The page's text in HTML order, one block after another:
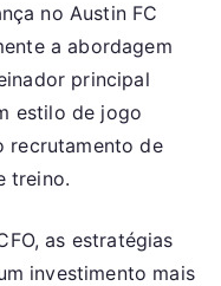
no Austin FC
a abordagem
principal
estilo de jogo
recrutamento de
treino.
as estratégias
investimento mais